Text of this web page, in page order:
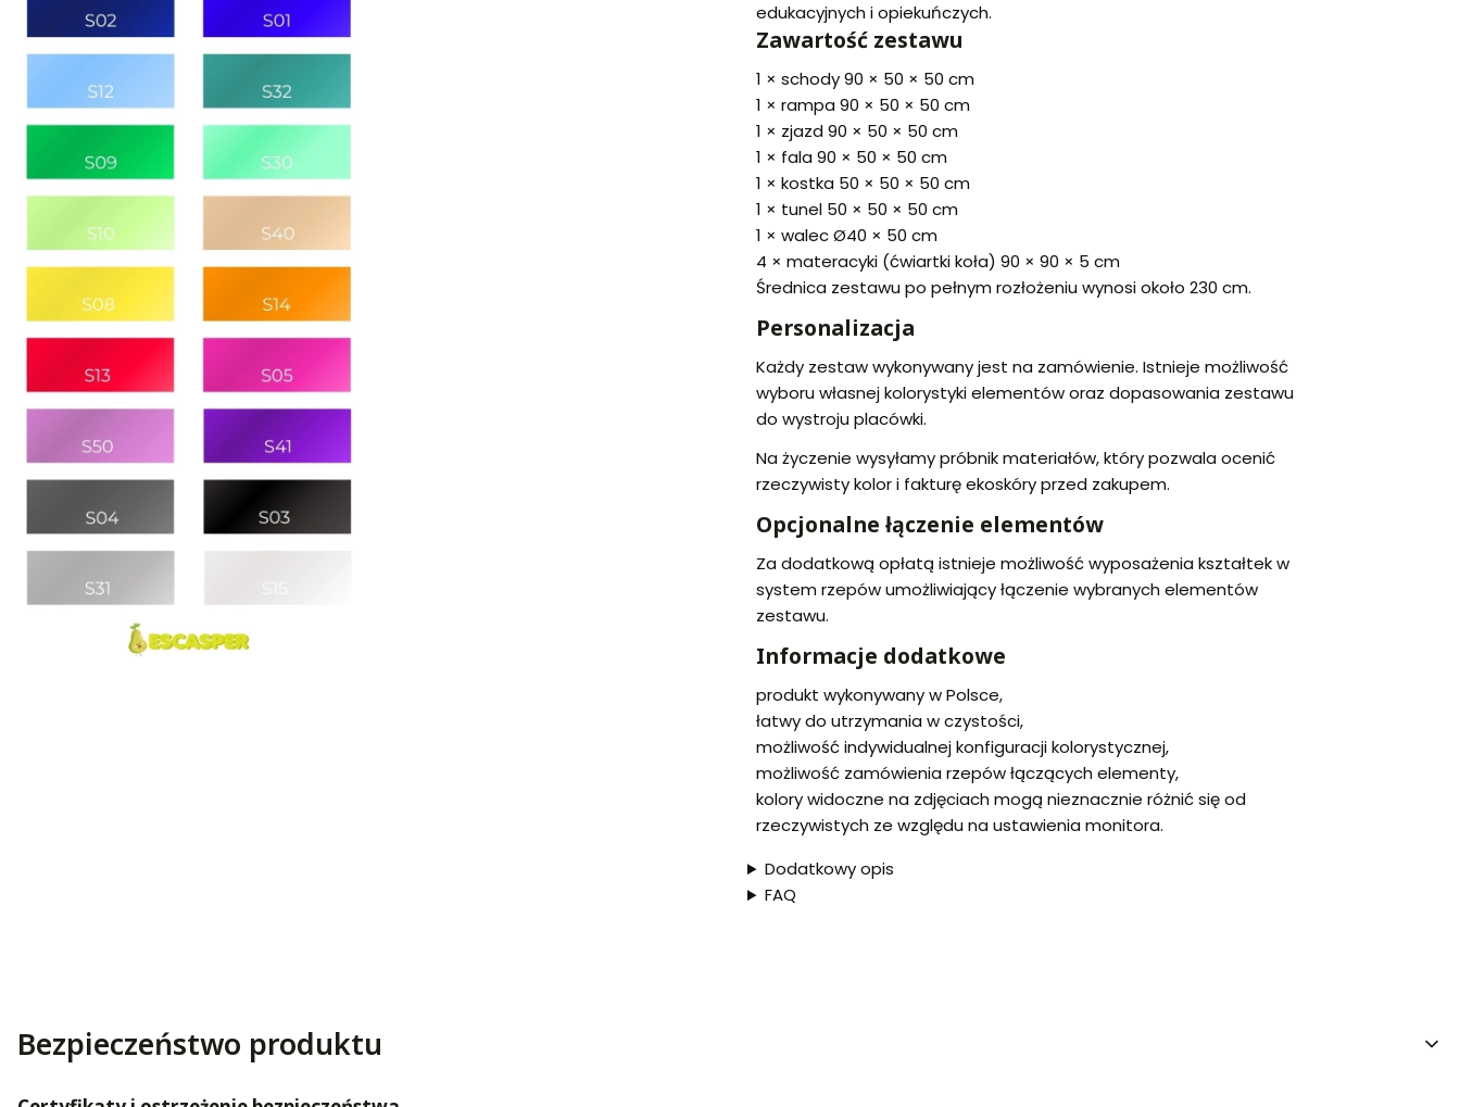
edukacyjnych i opiekuńczych.
Zawartość zestawu
1 × schody 90 × 50 × 50 cm
1 × rampa 90 × 50 × 50 cm
1 × zjazd 90 × 50 × 50 cm
1 × fala 90 × 50 × 50 cm
1 × kostka 50 × 50 × 50 cm
1 × tunel 50 × 50 × 50 cm
1 × walec Ø40 × 50 cm
4 × materacyki (ćwiartki koła) 90 × 90 × 5 cm
Średnica zestawu po pełnym rozłożeniu wynosi około 230 cm.
Personalizacja
Każdy zestaw wykonywany jest na zamówienie. Istnieje możliwość
wyboru własnej kolorystyki elementów oraz dopasowania zestawu
do wystroju placówki.
Na życzenie wysyłamy próbnik materiałów, który pozwala ocenić
rzeczywisty kolor i fakturę ekoskóry przed zakupem.
Opcjonalne łączenie elementów
Za dodatkową opłatą istnieje możliwość wyposażenia kształtek w
system rzepów umożliwiający łączenie wybranych elementów
zestawu.
Informacje dodatkowe
produkt wykonywany w Polsce,
łatwy do utrzymania w czystości,
możliwość indywidualnej konfiguracji kolorystycznej,
możliwość zamówienia rzepów łączących elementy,
kolory widoczne na zdjęciach mogą nieznacznie różnić się od
rzeczywistych ze względu na ustawienia monitora.
Dodatkowy opis
FAQ
Bezpieczeństwo produktu